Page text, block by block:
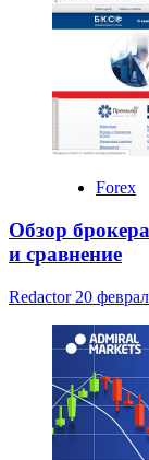
Forex
Обзор
и сравнение
Redactor 20